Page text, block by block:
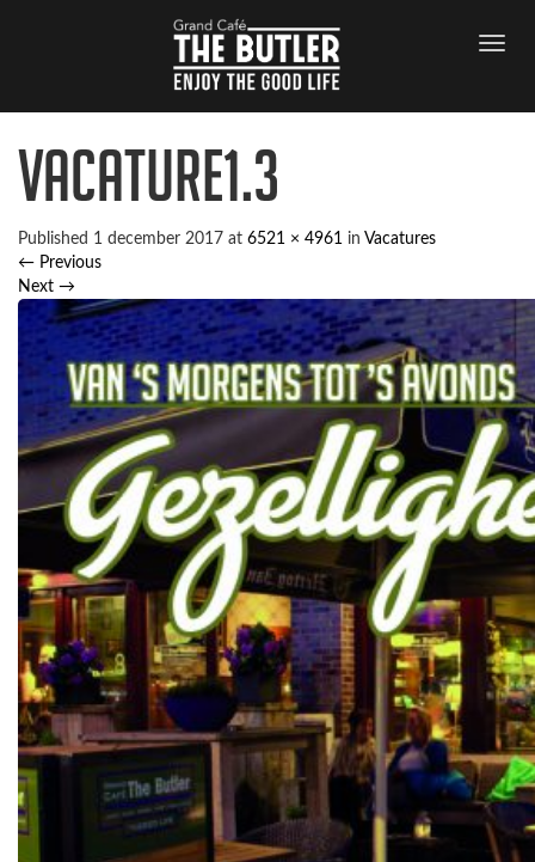
VACATURE1.3
Published 1 december 2017 at 6521 × 4961 in Vacatures
← Previous
Next →